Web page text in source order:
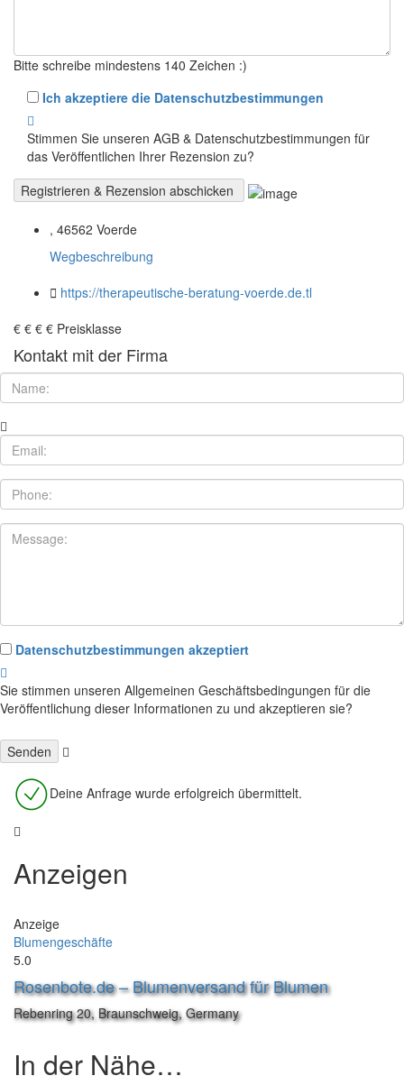
Bitte schreibe mindestens 140 Zeichen :)
Ich akzeptiere die Datenschutzbestimmungen
Stimmen Sie unseren AGB & Datenschutzbestimmungen für
das Veröffentlichen Ihrer Rezension zu?
, 46562 Voerde
Wegbeschreibung
https://therapeutische-beratung-voerde.de.tl
€ € € € Preisklasse
Kontakt mit der Firma
Datenschutzbestimmungen akzeptiert
Sie stimmen unseren Allgemeinen Geschäftsbedingungen für die
Veröffentlichung dieser Informationen zu und akzeptieren sie?
Deine Anfrage wurde erfolgreich übermittelt.
Anzeigen
Anzeige
Blumengeschäfte
5.0
Rosenbote.de – Blumenversand für Blumen
Rebenring 20, Braunschweig, Germany
In der Nähe…